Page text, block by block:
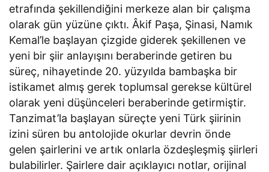
etrafında şekillendiğini merkeze alan bir çalışma
olarak gün yüzüne çıktı. Âkif Paşa, Şinasi, Namık
Kemal’le başlayan çizgide giderek şekillenen ve
yeni bir şiir anlayışını beraberinde getiren bu
süreç, nihayetinde 20. yüzyılda bambaşka bir
istikamet almış gerek toplumsal gerekse kültürel
olarak yeni düşünceleri beraberinde getirmiştir.
Tanzimat’la başlayan süreçte yeni Türk şiirinin
izini süren bu antolojide okurlar devrin önde
gelen şairlerini ve artık onlarla özdeşleşmiş şiirleri
bulabilirler. Şairlere dair açıklayıcı notlar, orijinal